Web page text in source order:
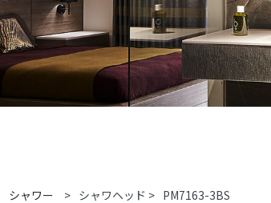
シャワー > シャワヘッド > PM7163-3BS